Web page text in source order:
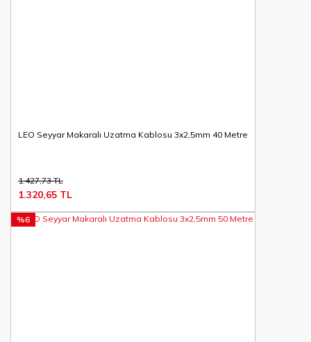
LEO Seyyar Makaralı Uzatma Kablosu 3x2,5mm 40 Metre
1.427,73 TL
1.320,65 TL
%6